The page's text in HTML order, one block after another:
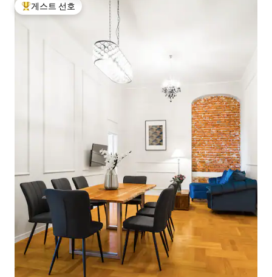
상위 게스트 선호
게스트 선호